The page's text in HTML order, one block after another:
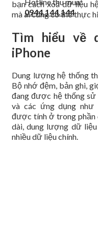
0944.144.144
bạn cách xoá dữ liệu
mà ai cũng có thể thực
Tìm hiểu về
iPhone
Dung lượng hệ thống
Bộ nhớ đệm, bản ghi,
đang được hệ thống
và các ứng dụng như
được tính ở trong phần
dài, dung lượng dữ
nhiều dữ liệu chính.